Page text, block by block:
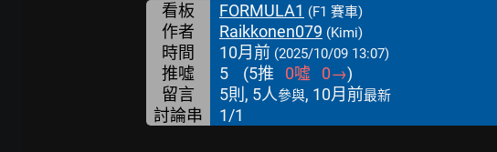
看板 FORMULA1 (F1 賽車)
作者 Raikkonen079 (Kimi)
時間 10月前 (2025/10/09 13:07)
推噓 5 (5推 0噓 0→)
留言
5則, 5人參與, 10月前最新
討論串 1/1